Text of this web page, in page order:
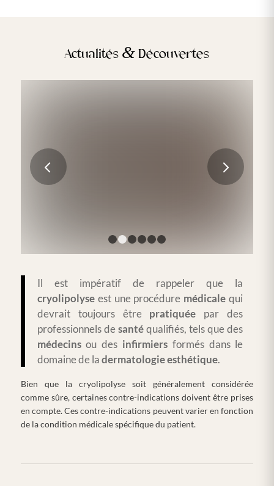
Actualités & Découvertes
Il est impératif de rappeler que la
cryolipolyse est une procédure médicale qui
devrait toujours être pratiquée par des
professionnels desantéqualifiés, tels que des
médecinsou des infirmiers formés dans le
domaine de ladermatologieesthétique.
Bien que la cryolipolyse soit généralement considérée
comme sûre, certaines contre-indications doivent être prises
en compte. Ces contre-indications peuvent varier en fonction
de la condition médicale spécifique du patient.